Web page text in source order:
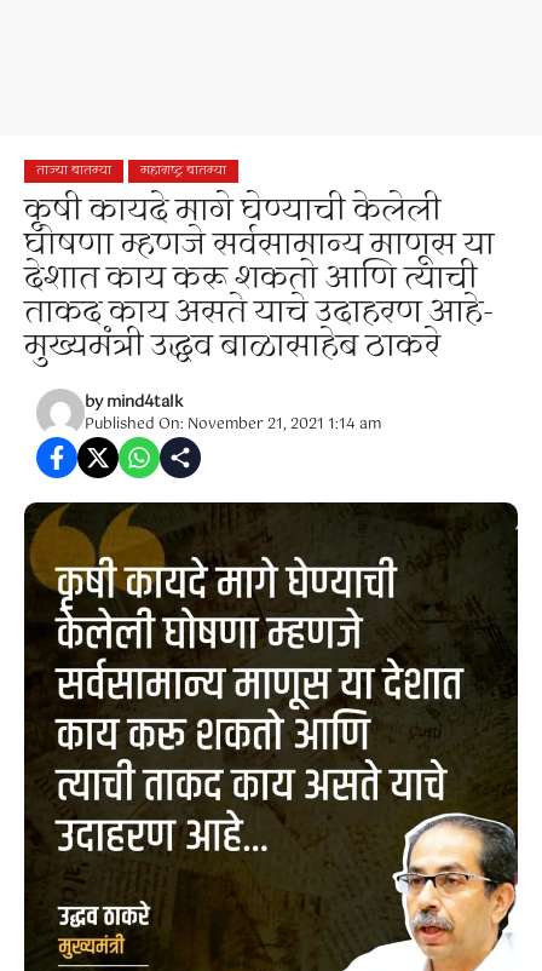
ताज्या बातम्या महाराष्ट्र बातम्या
कृषी कायदे मागे घेण्याची केलेली
घोषणा म्हणजे सर्वसामान्य माणूस या
देशात काय करू शकतो आणि त्याची
ताकद काय असते याचे उदाहरण आहे-
मुख्यमंत्री उद्धव बाळासाहेब ठाकरे
bymind4talk
Published On: November 21, 2021 1:14 am